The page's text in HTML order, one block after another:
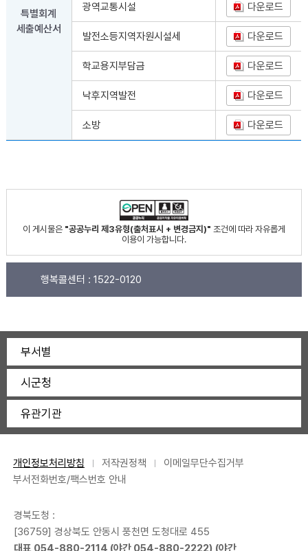
특별회계
세출예산서
광역교통시설 다운로드
발전소등지역자원시설세 다운로드
학교용지부담금 다운로드
낙후지역발전 다운로드
소방 다운로드
이 게시물은 "공공누리 제3유형(출처표시 + 변경금지)" 조건에 따라 자유롭게
이용이 가능합니다.
행복콜센터 : 1522-0120
부서별
시군청
유관기관
개인정보처리방침 저작권정책
이메일무단수집거부
부서전화번호/팩스번호 안내
경북도청 :
[36759] 경상북도 안동시 풍천면 도청대로 455
대표 054-880-2114 (야간 054-880-2222) (야간